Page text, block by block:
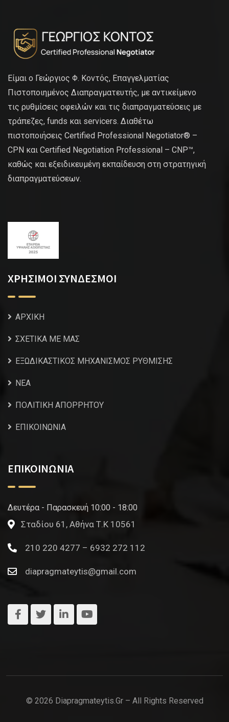
Είμαι ο Γεώργιος Φ. Κοντός, Επαγγελματίας
Πιστοποιημένος Διαπραγματευτής, με αντικείμενο
τις ρυθμίσεις οφειλών και τις διαπραγματεύσεις με
τράπεζες, funds και servicers. Διαθέτω
πιστοποιήσεις Certified Professional Negotiator® –
CPN και Certified Negotiation Professional – CNP™,
καθώς και εξειδικευμένη εκπαίδευση στη στρατηγική
διαπραγματεύσεων.
ΧΡΗΣΙΜΟΙ ΣΥΝΔΕΣΜΟΙ
ΑΡΧΙΚΗ
ΣΧΕΤΙΚΑ ΜΕ ΜΑΣ
ΕΞΩΔΙΚΑΣΤΙΚΟΣ ΜΗΧΑΝΙΣΜΟΣ ΡΥΘΜΙΣΗΣ
NEA
ΠΟΛΙΤΙΚΗ ΑΠΟΡΡΗΤΟΥ
ΕΠΙΚΟΙΝΩΝΙΑ
ΕΠΙΚΟΙΝΩΝΙΑ
Δευτέρα - Παρασκευή 10:00 - 18:00
Σταδίου 61, Αθήνα Τ.Κ 10561
210 220 4277 – 6932 272 112
diapragmateytis@gmail.com
© 2026 Diapragmateytis.gr – All Rights Reserved